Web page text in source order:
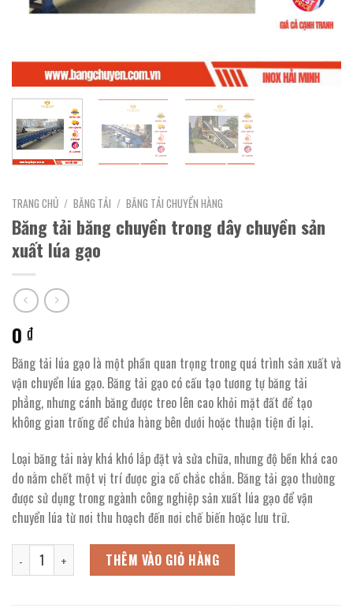
TRANG CHỦ / BĂNG TẢI / BĂNG TẢI CHUYỂN HÀNG
Băng tải băng chuyền trong dây chuyền sản
xuất lúa gạo
0 ₫
Băng tải lúa gạo là một phần quan trọng trong quá trình sản xuất và
vận chuyển lúa gạo. Băng tải gạo có cấu tạo tương tự băng tải
phẳng, nhưng cánh băng được treo lên cao khỏi mặt đất để tạo
không gian trống để chứa hàng bên dưới hoặc thuận tiện đi lại.
Loại băng tải này khá khó lắp đặt và sửa chữa, nhưng độ bền khá cao
do nằm chết một vị trí được gia cố chắc chắn. Băng tải gạo thường
được sử dụng trong ngành công nghiệp sản xuất lúa gạo để vận
chuyển lúa từ nơi thu hoạch đến nơi chế biến hoặc lưu trữ.
Băng tải băng chuyền trong dây chuyền sản xuất lúa gạo số lượng
THÊM VÀO GIỎ HÀNG